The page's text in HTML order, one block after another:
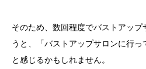
そのため、数回程度でバストアップ
うと、「バストアップサロンに行っ
と感じるかもしれません。